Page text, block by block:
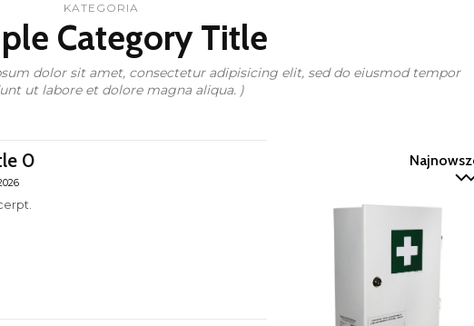
KATEGORIA
Category Title
dolor sit amet, consectetur adipisicing elit, sed do eiusmod tempor
ut labore et dolore magna aliqua. )
0